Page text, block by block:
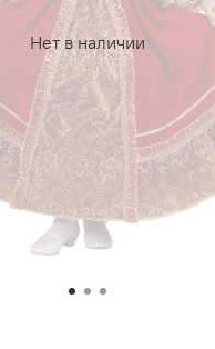
Нет в наличии